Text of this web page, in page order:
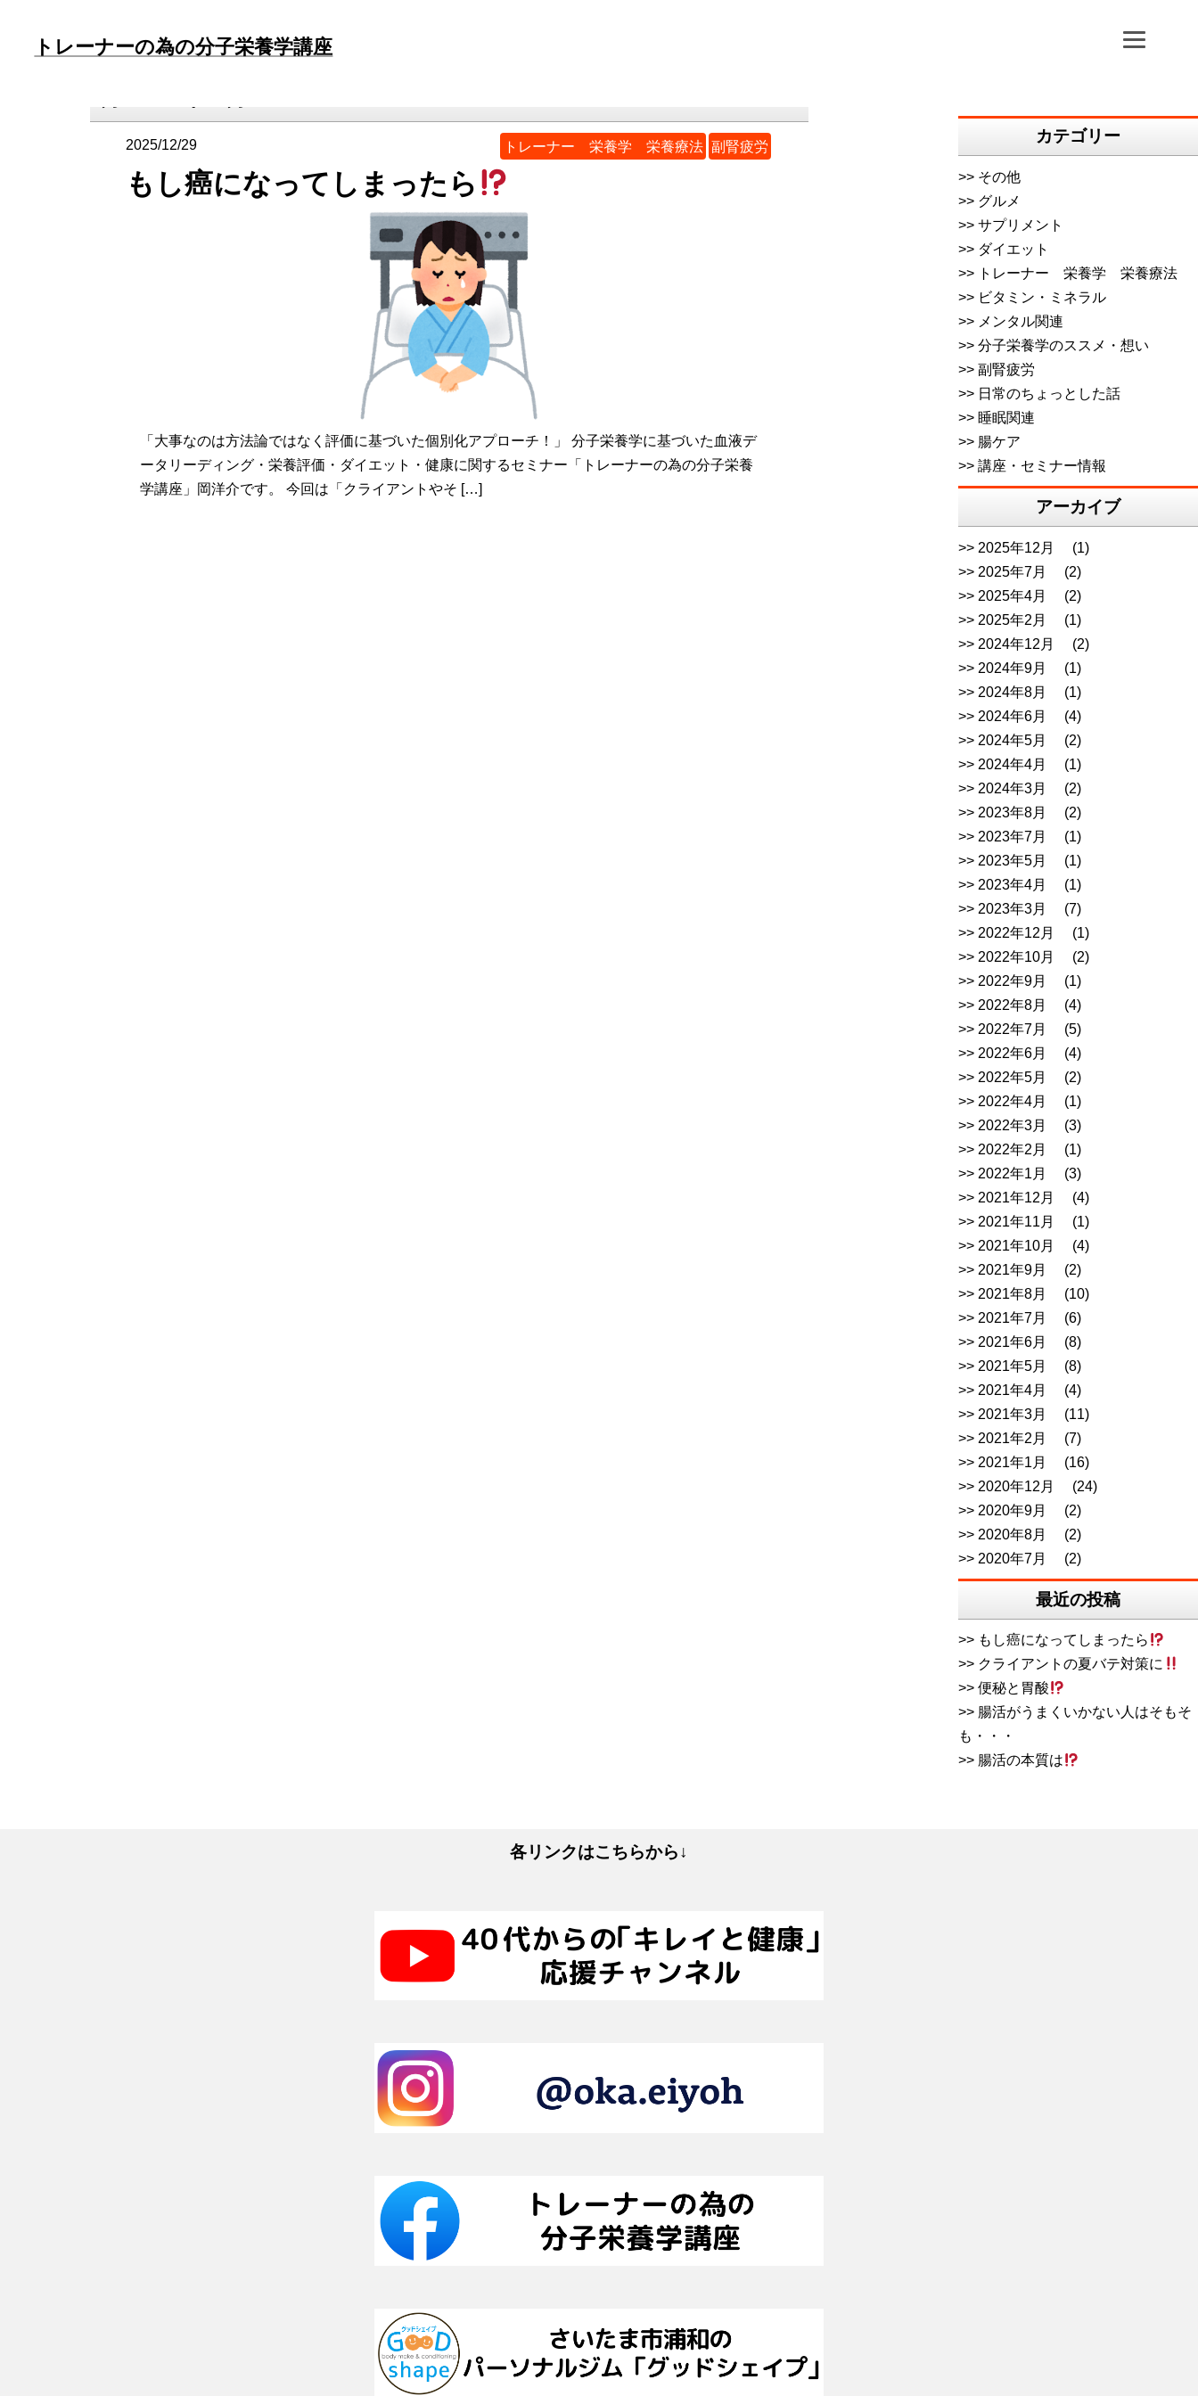
トレーナーの為の分子栄養学講座
2025/12/29 トレーナー 栄養学 栄養療法 副腎疲労
「大事なのは方法論ではなく評価に基づいた個別化アプローチ！」 分子栄養学に基づいた血液デ
ータリーディング・栄養評価・ダイエット・健康に関するセミナー「トレーナーの為の分子栄養
学講座」岡洋介です。 今回は「クライアントやそ […]
もし癌になってしまったら
カテゴリー
その他
グルメ
サプリメント
ダイエット
トレーナー 栄養学 栄養療法
ビタミン・ミネラル
メンタル関連
分子栄養学のススメ・想い
副腎疲労
日常のちょっとした話
睡眠関連
腸ケア
講座・セミナー情報
アーカイブ
2025年12月
(1)
2025年7月
(2)
2025年4月
(2)
2025年2月
(1)
2024年12月
(2)
2024年9月
(1)
2024年8月
(1)
2024年6月
(4)
2024年5月
(2)
2024年4月
(1)
2024年3月
(2)
2023年8月
(2)
2023年7月
(1)
2023年5月
(1)
2023年4月
(1)
2023年3月
(7)
2022年12月
(1)
2022年10月
(2)
2022年9月
(1)
2022年8月
(4)
2022年7月
(5)
2022年6月
(4)
2022年5月
(2)
2022年4月
(1)
2022年3月
(3)
2022年2月
(1)
2022年1月
(3)
2021年12月
(4)
2021年11月
(1)
2021年10月
(4)
2021年9月
(2)
2021年8月
(10)
2021年7月
(6)
2021年6月
(8)
2021年5月
(8)
2021年4月
(4)
2021年3月
(11)
2021年2月
(7)
2021年1月
(16)
2020年12月
(24)
2020年9月
(2)
2020年8月
(2)
2020年7月
(2)
最近の投稿
もし癌になってしまったら
クライアントの夏バテ対策に
便秘と胃酸
腸活がうまくいかない人はそもそ
も・・・
腸活の本質は
各リンクはこちらから↓